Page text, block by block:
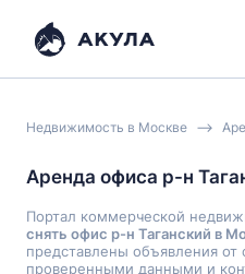
Недвижимость в Москве
Аренда офиса р-н
Портал коммерческой
снять офис р-н Таганский в
представлены объявления от
проверенными данными и